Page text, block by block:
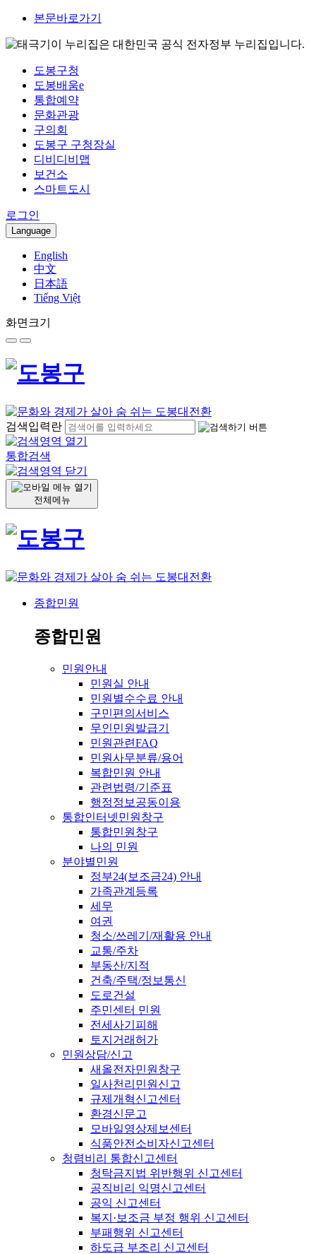
본문바로가기
이 누리집은 대한민국 공식 전자정부 누리집입니다.
도봉구청
도봉배움e
통합예약
문화관광
구의회
도봉구 구청장실
디비디비맵
보건소
스마트도시
로그인
Language
English
中文
日本語
Tiếng Việt
화면크기
검색입력란
통합검색
전체메뉴
종합민원
종합민원
민원안내
민원실 안내
민원별수수료 안내
구민편의서비스
무인민원발급기
민원관련FAQ
민원사무분류/용어
복합민원 안내
관련법령/기준표
행정정보공동이용
통합인터넷민원창구
통합민원창구
나의 민원
분야별민원
정부24(보조금24) 안내
가족관계등록
세무
여권
청소/쓰레기/재활용 안내
교통/주차
부동산/지적
건축/주택/정보통신
도로건설
주민센터 민원
전세사기피해
토지거래허가
민원상담/신고
새올전자민원창구
일사천리민원신고
규제개혁신고센터
환경신문고
모바일영상제보센터
식품안전소비자신고센터
청렴비리 통합신고센터
청탁금지법 위반행위 신고센터
공직비리 익명신고센터
공익 신고센터
복지·보조금 부정 행위 신고센터
부패행위 신고센터
하도급 부조리 신고센터